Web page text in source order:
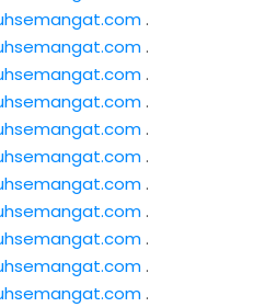
.
.
.
.
.
.
.
.
.
.
.